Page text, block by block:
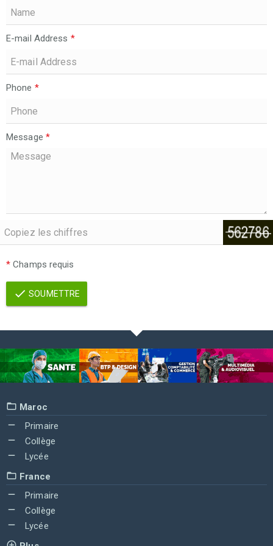
E-mail Address *
Phone *
Message *
* Champs requis
SOUMETTRE
Maroc
Primaire
Collège
Lycée
France
Primaire
Collège
Lycée